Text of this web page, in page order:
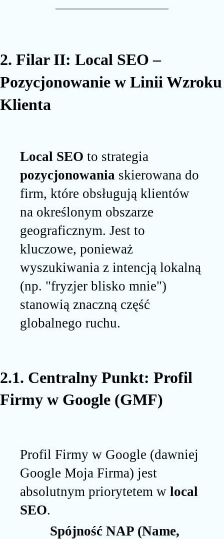
2. Filar II: Local SEO –
Pozycjonowanie w Linii Wzroku
Klienta
Local SEO to strategia
pozycjonowania skierowana do
firm, które obsługują klientów
na określonym obszarze
geograficznym. Jest to
kluczowe, ponieważ
wyszukiwania z intencją lokalną
(np. "fryzjer blisko mnie")
stanowią znaczną część
globalnego ruchu.
2.1. Centralny Punkt: Profil
Firmy w Google (GMF)
Profil Firmy w Google (dawniej
Google Moja Firma) jest
absolutnym priorytetem w local
SEO.
Spójność NAP (Name,